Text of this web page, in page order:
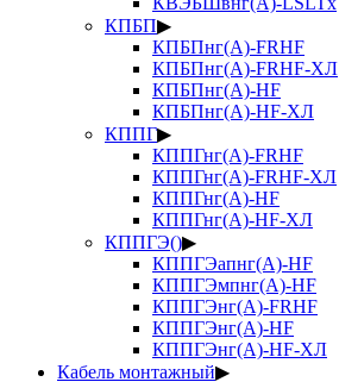
КПБП▶
КПБПнг(А)-FRHF
КПБПнг(А)-FRHF-ХЛ
КПБПнг(А)-HF
КПБПнг(А)-HF-ХЛ
КППГ▶
КППГнг(А)-FRHF
КППГнг(А)-FRHF-ХЛ
КППГнг(А)-HF
КППГнг(А)-HF-ХЛ
КППГЭ()▶
КППГЭапнг(А)-HF
КППГЭмпнг(А)-HF
КППГЭнг(А)-FRHF
КППГЭнг(А)-HF
КППГЭнг(А)-HF-ХЛ
Кабель монтажный▶